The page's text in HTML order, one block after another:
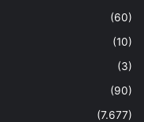
(60)
(10)
(3)
(90)
(7.677)